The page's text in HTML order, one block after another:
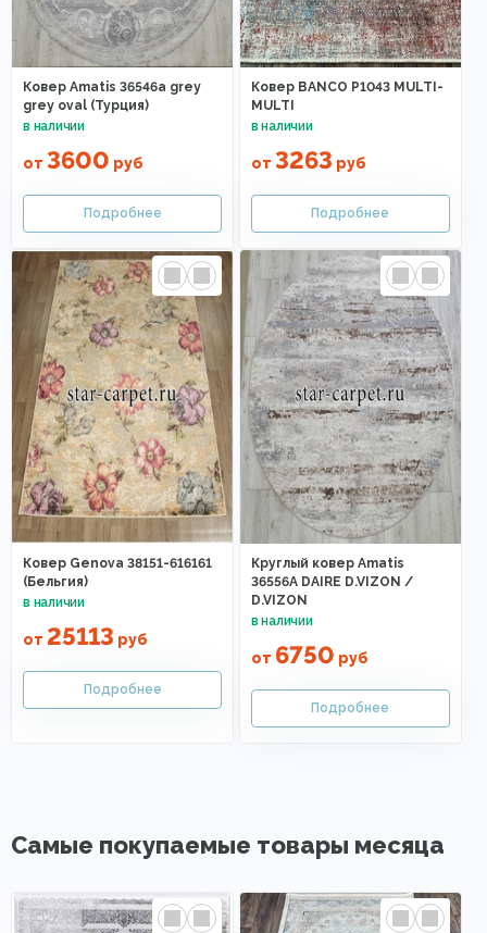
Ковер Amatis 36546a grey
grey oval (Турция)
от 3600 руб
Ковер BANCO P1043 MULTI-
MULTI
от 3263 руб
Ковер Genova 38151-616161
(Бельгия)
от 25113 руб
Круглый ковер Amatis
36556A DAIRE D.VIZON /
D.VIZON
от 6750 руб
Самые покупаемые товары месяца